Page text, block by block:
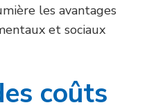
les avantages
et sociaux
coûts